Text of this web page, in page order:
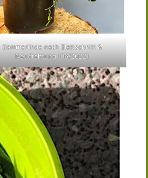
Sommerlinde nach Blattschnitt &
Neudrahtung (06/2022)